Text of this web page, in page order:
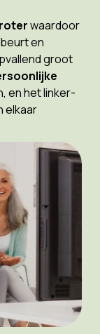
waardoor
en
groot
en het linker-
elkaar